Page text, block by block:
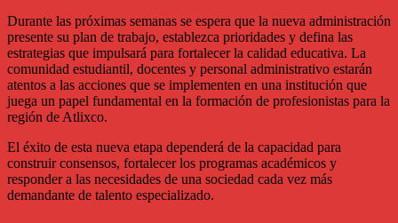
Durante las próximas semanas se espera que la nueva administración
presente su plan de trabajo, establezca prioridades y defina las
estrategias que impulsará para fortalecer la calidad educativa. La
comunidad estudiantil, docentes y personal administrativo estarán
atentos a las acciones que se implementen en una institución que
juega un papel fundamental en la formación de profesionistas para la
región de Atlixco.
El éxito de esta nueva etapa dependerá de la capacidad para
construir consensos, fortalecer los programas académicos y
responder a las necesidades de una sociedad cada vez más
demandante de talento especializado.